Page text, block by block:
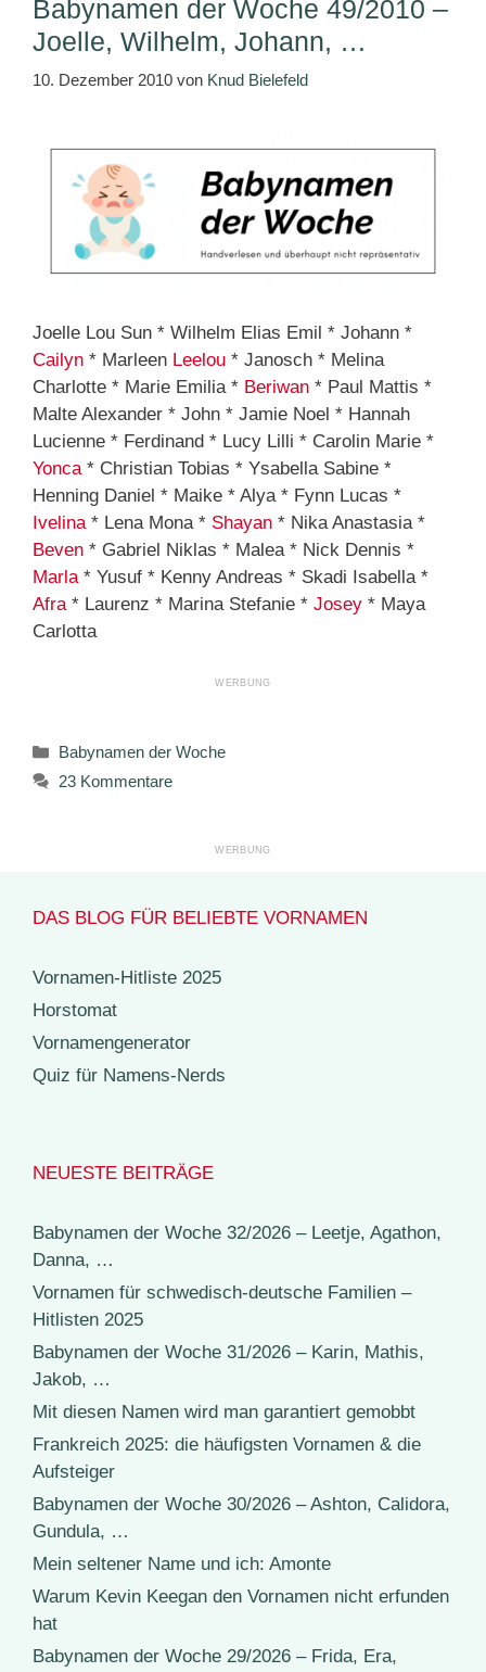
Babynamen der Woche 49/2010 –
Joelle, Wilhelm, Johann, …
10. Dezember 2010 von Knud Bielefeld
Joelle Lou Sun * Wilhelm Elias Emil * Johann *
Cailyn * Marleen Leelou * Janosch * Melina
Charlotte * Marie Emilia * Beriwan * Paul Mattis *
Malte Alexander * John * Jamie Noel * Hannah
Lucienne * Ferdinand * Lucy Lilli * Carolin Marie *
Yonca * Christian Tobias * Ysabella Sabine *
Henning Daniel * Maike * Alya * Fynn Lucas *
Ivelina * Lena Mona * Shayan * Nika Anastasia *
Beven * Gabriel Niklas * Malea * Nick Dennis *
Marla * Yusuf * Kenny Andreas * Skadi Isabella *
Afra * Laurenz * Marina Stefanie * Josey * Maya
Carlotta
Kategorien
Babynamen der Woche
23 Kommentare
DAS BLOG FÜR BELIEBTE VORNAMEN
Vornamen-Hitliste 2025
Horstomat
Vornamengenerator
Quiz für Namens-Nerds
NEUESTE BEITRÄGE
Babynamen der Woche 32/2026 – Leetje, Agathon,
Danna, …
Vornamen für schwedisch-deutsche Familien –
Hitlisten 2025
Babynamen der Woche 31/2026 – Karin, Mathis,
Jakob, …
Mit diesen Namen wird man garantiert gemobbt
Frankreich 2025: die häufigsten Vornamen & die
Aufsteiger
Babynamen der Woche 30/2026 – Ashton, Calidora,
Gundula, …
Mein seltener Name und ich: Amonte
Warum Kevin Keegan den Vornamen nicht erfunden
hat
Babynamen der Woche 29/2026 – Frida, Era,